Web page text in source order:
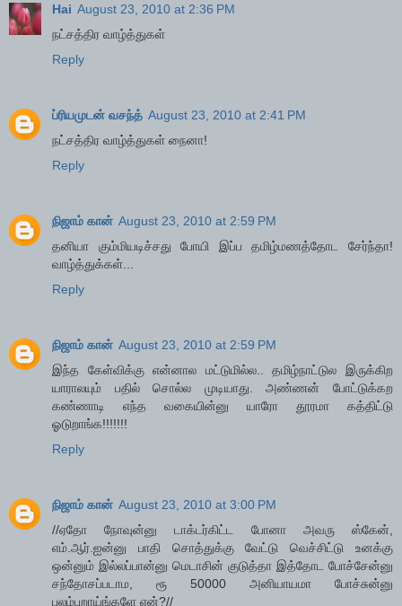
Hai August 23, 2010 at 2:36 PM
நட்சத்திர வாழ்த்துகள்
Reply
ப்ரியமுடன் வசந்த் August 23, 2010 at 2:41 PM
நட்சத்திர வாழ்த்துகள் நைனா!
Reply
நிஜாம் கான் August 23, 2010 at 2:59 PM
தனியா கும்மியடிச்சது போயி இப்ப தமிழ்மணத்தோட சேர்ந்தா!
வாழ்த்துக்கள்...
Reply
நிஜாம் கான் August 23, 2010 at 2:59 PM
இந்த கேள்விக்கு என்னால மட்டுமில்ல.. தமிழ்நாட்டுல இருக்கிற
யாராலயும் பதில் சொல்ல முடியாது. அண்ணன் போட்டுக்கற
கண்ணாடி எந்த வகையின்னு யாரோ தூரமா கத்திட்டு
ஓடுறாங்க!!!!!!!
Reply
நிஜாம் கான் August 23, 2010 at 3:00 PM
//ஏதோ நோவுன்னு டாக்டர்கிட்ட போனா அவரு ஸ்கேன்,
எம்.ஆர்.ஐன்னு பாதி சொத்துக்கு வேட்டு வெச்சிட்டு உனக்கு
ஒன்னும் இல்லப்பான்னு மெடாசின் குடுத்தா இத்தோட போச்சேன்னு
சந்தோசப்படாம, ரூ 50000 அனியாயமா போச்சுன்னு
புலம்புறாய்ங்களே ஏன்?//